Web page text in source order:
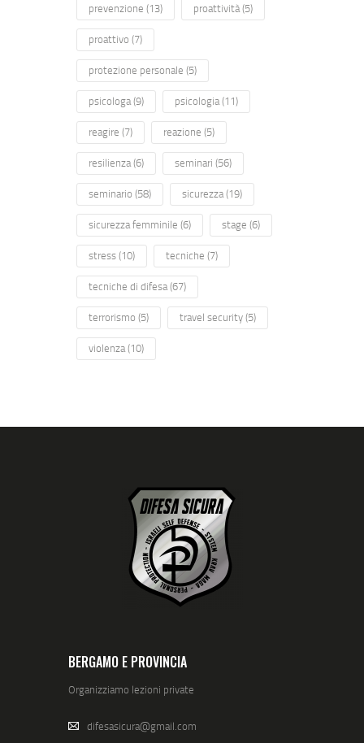
prevenzione (13) proattività(5)
proattivo (7)
protezione personale (5)
psicologa(9) psicologia(11)
reagire (7) reazione (5)
resilienza(6) seminari (56)
seminario (58) sicurezza(19)
sicurezza femminile (6) stage (6)
stress(10) tecniche (7)
tecniche di difesa(67)
terrorismo (5) travel security(5)
violenza(10)
BERGAMO E PROVINCIA
Organizziamo lezioni private
difesasicura@gmail.com